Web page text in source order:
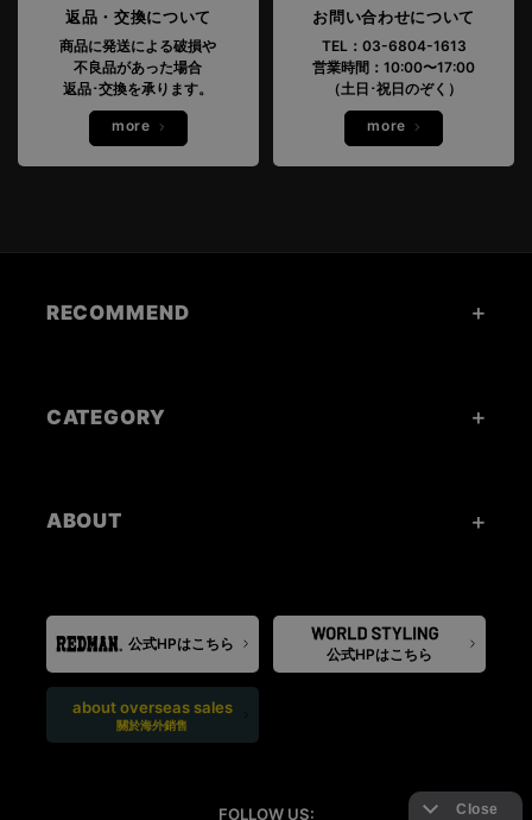
返品・交換について
商品に発送による破損や
不良品があった場合
返品･交換を承ります。
more
お問い合わせについて
TEL：03-6804-1613
営業時間：10:00〜17:00
（土日･祝日のぞく）
more
RECOMMEND
CATEGORY
ABOUT
公式HPはこちら
公式HPはこちら
about overseas sales
關於海外銷售
FOLLOW US: